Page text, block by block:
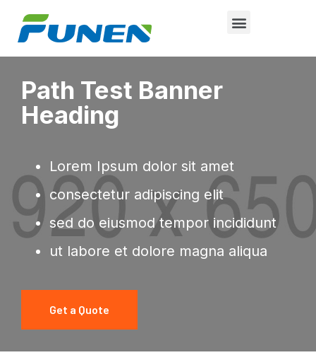
Path Test Banner
Heading
Lorem Ipsum dolor sit amet
consectetur adipiscing elit
sed do eiusmod tempor incididunt
ut labore et dolore magna aliqua
Get a Quote